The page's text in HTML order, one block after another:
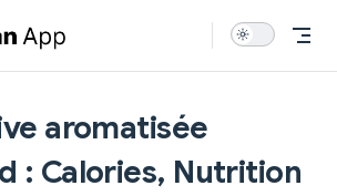
aromatisée
: Calories, Nutrition